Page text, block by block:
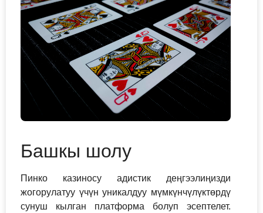
Башкы шолу
Пинко казиносу адистик деңгээлиңизди
жогорулатуу үчүн уникалдуу мүмкүнчүлүктөрдү
сунуш кылган платформа болуп эсептелет.